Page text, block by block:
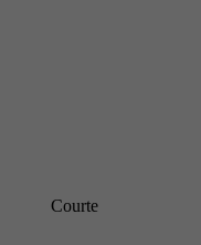
Courte